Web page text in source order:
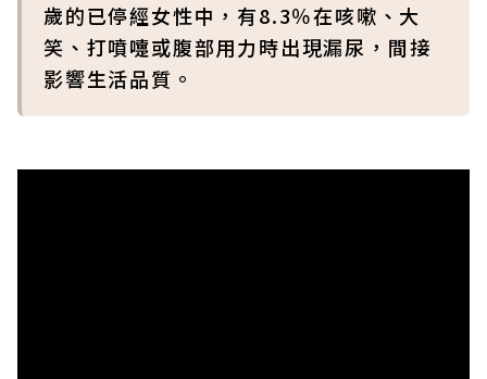
歲的已停經女性中，有8.3％在咳嗽、大
笑、打噴嚏或腹部用力時出現漏尿，間接
影響生活品質。